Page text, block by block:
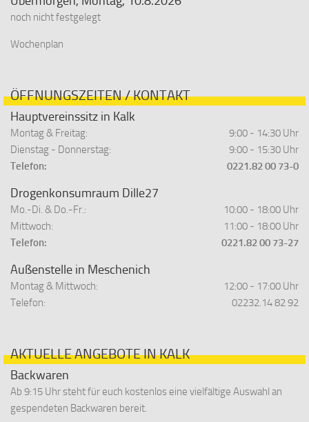
noch nicht festgelegt
Wochenplan
ÖFFNUNGSZEITEN / KONTAKT
Hauptvereinssitz in Kalk
Montag & Freitag:
9:00 - 14:30 Uhr
Dienstag - Donnerstag:
9:00 - 15:30 Uhr
Telefon:
0221.82 00 73-0
Drogenkonsumraum Dille27
Mo.-Di. & Do.-Fr.:
10:00 - 18:00 Uhr
Mittwoch:
11:00 - 18:00 Uhr
Telefon:
0221.82 00 73-27
Außenstelle in Meschenich
Montag & Mittwoch:
12:00 - 17:00 Uhr
Telefon:
02232.14 82 92
AKTUELLE ANGEBOTE IN KALK
Backwaren
Ab 9:15 Uhr steht für euch kostenlos eine vielfältige Auswahl an
gespendeten Backwaren bereit.